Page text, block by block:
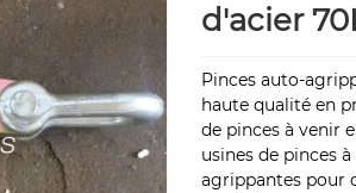
d'acier
Pinces auto-
haute qualité en
de pinces à venir
usines de pinces
agrippantes pour